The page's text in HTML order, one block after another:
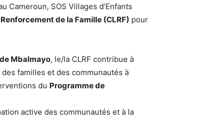
Cameroun, SOS Villages d’Enfants
de la Famille (CLRF) pour
Mbalmayo, le/la CLRF contribue à
familles et des communautés à
du Programme de
active des communautés et à la